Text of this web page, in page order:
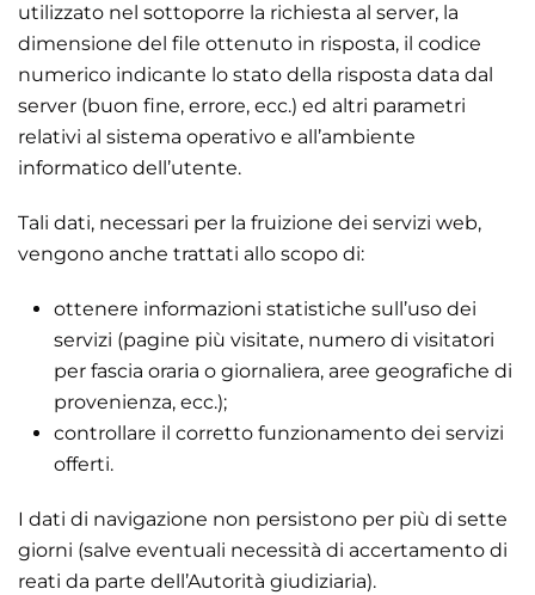
utilizzato nel sottoporre la richiesta al server, la
dimensione del file ottenuto in risposta, il codice
numerico indicante lo stato della risposta data dal
server (buon fine, errore, ecc.) ed altri parametri
relativi al sistema operativo e all’ambiente
informatico dell’utente.
Tali dati, necessari per la fruizione dei servizi web,
vengono anche trattati allo scopo di:
ottenere informazioni statistiche sull’uso dei
servizi (pagine più visitate, numero di visitatori
per fascia oraria o giornaliera, aree geografiche di
provenienza, ecc.);
controllare il corretto funzionamento dei servizi
offerti.
I dati di navigazione non persistono per più di sette
giorni (salve eventuali necessità di accertamento di
reati da parte dell’Autorità giudiziaria).